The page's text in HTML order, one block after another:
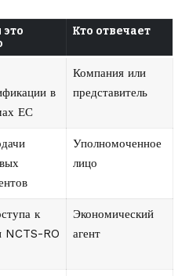
это
Кто отвечает
в
ЕС
Компания или
представитель
Уполномоченное
лицо
к
NCTS-RO
Экономический
агент